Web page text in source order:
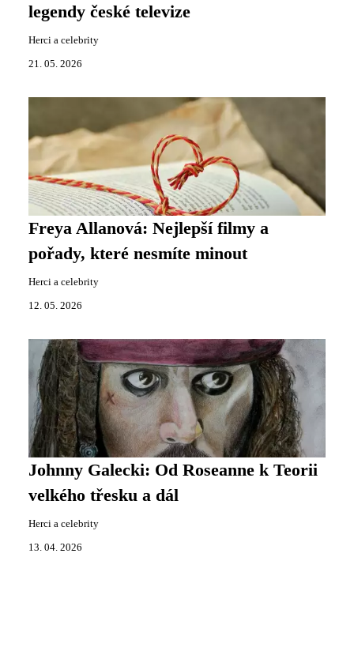
legendy české televize
Herci a celebrity
21. 05. 2026
Freya Allanová: Nejlepší filmy a
pořady, které nesmíte minout
Herci a celebrity
12. 05. 2026
Johnny Galecki: Od Roseanne k Teorii
velkého třesku a dál
Herci a celebrity
13. 04. 2026